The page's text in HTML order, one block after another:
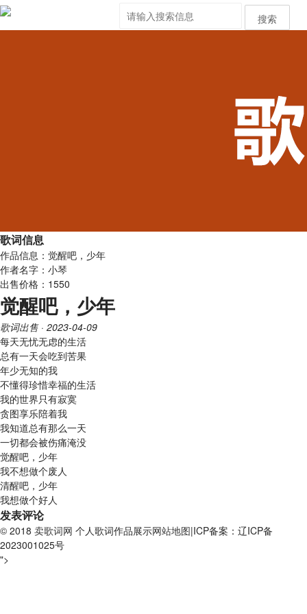
搜索
歌词信息
作品信息：觉醒吧，少年
作者名字：小琴
出售价格：1550
觉醒吧，少年
歌词出售· 2023-04-09
每天无忧无虑的生活
总有一天会吃到苦果
年少无知的我
不懂得珍惜幸福的生活
我的世界只有寂寞
贪图享乐陪着我
我知道总有那么一天
一切都会被伤痛淹没
觉醒吧，少年
我不想做个废人
清醒吧，少年
我想做个好人
发表评论
© 2018 卖歌词网 个人歌词作品展示网站地图|ICP备案：辽ICP备
2023001025号
">